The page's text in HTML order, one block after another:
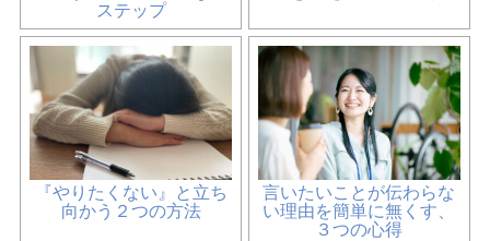
ステップ
『やりたくない』と立ち
向かう２つの方法
言いたいことが伝わらな
い理由を簡単に無くす、
３つの心得